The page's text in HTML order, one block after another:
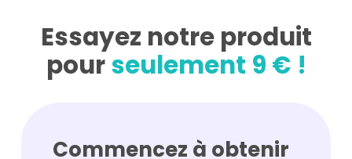
Essayez notre produit
pourseulement 9 € !
Commencez à obtenir